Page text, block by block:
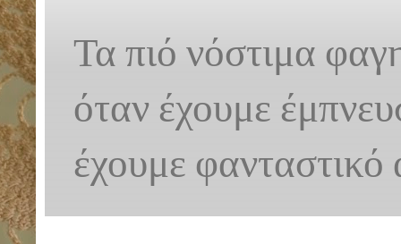
Τα πιό νόστιμα
όταν έχουμε
έχουμε φανταστικό